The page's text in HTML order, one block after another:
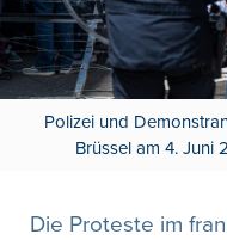
Polizei und
Brüssel am 4. Juni
Die Proteste im